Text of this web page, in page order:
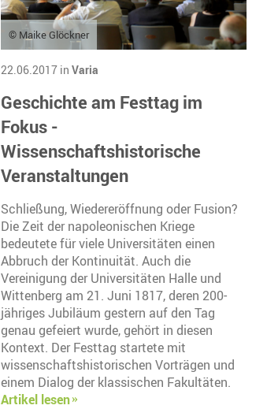
© Maike Glöckner
22.06.2017 in Varia
Geschichte am Festtag im
Fokus -
Wissenschaftshistorische
Veranstaltungen
Schließung, Wiedereröffnung oder Fusion?
Die Zeit der napoleonischen Kriege
bedeutete für viele Universitäten einen
Abbruch der Kontinuität. Auch die
Vereinigung der Universitäten Halle und
Wittenberg am 21. Juni 1817, deren 200-
jähriges Jubiläum gestern auf den Tag
genau gefeiert wurde, gehört in diesen
Kontext. Der Festtag startete mit
wissenschaftshistorischen Vorträgen und
einem Dialog der klassischen Fakultäten.
Artikel lesen